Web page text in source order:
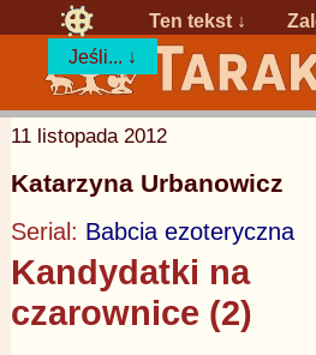
Ten tekst ↓
Jeśli... ↓
11 listopada 2012
Katarzyna Urbanowicz
Serial: Babcia ezoteryczna
Kandydatki na
czarownice (2)